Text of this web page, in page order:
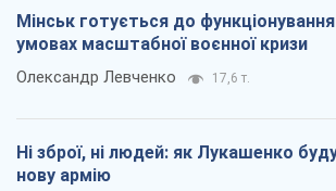
Мінськ готується до
умовах масштабної воєнної кризи
Олександр Левченко 17,6 т.
Ні зброї, ні людей: як Лукашенко
нову армію